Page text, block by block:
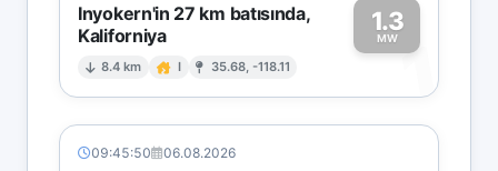
Inyokern'in 27 km batısında,
Kaliforniya
8.4 km I 35.68, -118.11
1.3
MW1
09:45:50 06.08.2026